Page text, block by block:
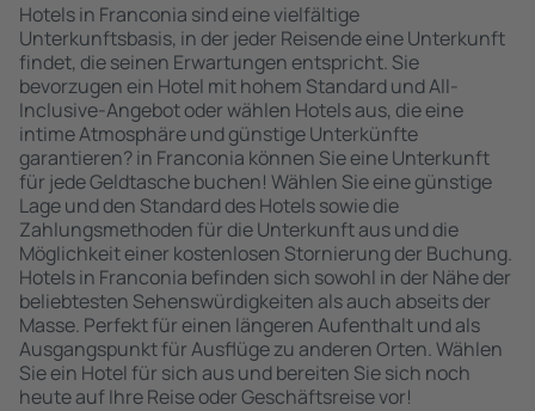
Hotels in Franconia sind eine vielfältige
Unterkunftsbasis, in der jeder Reisende eine Unterkunft
findet, die seinen Erwartungen entspricht. Sie
bevorzugen ein Hotel mit hohem Standard und All-
Inclusive-Angebot oder wählen Hotels aus, die eine
intime Atmosphäre und günstige Unterkünfte
garantieren? in Franconia können Sie eine Unterkunft
für jede Geldtasche buchen! Wählen Sie eine günstige
Lage und den Standard des Hotels sowie die
Zahlungsmethoden für die Unterkunft aus und die
Möglichkeit einer kostenlosen Stornierung der Buchung.
Hotels in Franconia befinden sich sowohl in der Nähe der
beliebtesten Sehenswürdigkeiten als auch abseits der
Masse. Perfekt für einen längeren Aufenthalt und als
Ausgangspunkt für Ausflüge zu anderen Orten. Wählen
Sie ein Hotel für sich aus und bereiten Sie sich noch
heute auf Ihre Reise oder Geschäftsreise vor!